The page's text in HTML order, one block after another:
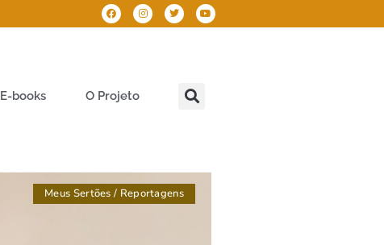
E-books O Projeto
Meus Sertões / Reportagens